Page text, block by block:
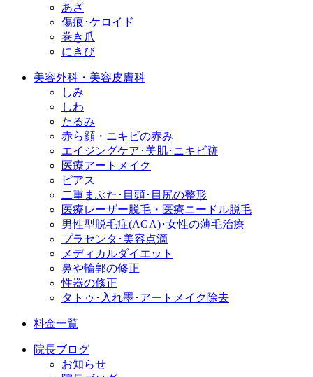
あざ
傷痕･ケロイド
巻き爪
にきび
美容外科・美容皮膚科
しみ
しわ
たるみ
赤ら顔・ニキビの赤み
エイジングケア･美肌･ニキビ跡
医療アートメイク
ピアス
二重まぶた･目頭･目尻の整形
医療レーザー脱毛・医療ニードル脱毛
男性型脱毛症(AGA)･女性の薄毛治療
プラセンタ･美容点滴
メディカルダイエット
鼻や輪郭の修正
性器の修正
タトゥ･入れ墨･アートメイク除去
料金一覧
院長ブログ
お知らせ